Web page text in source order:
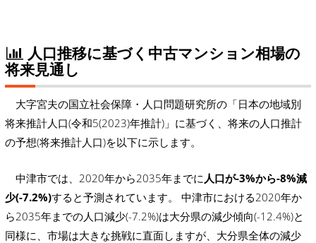
人口推移に基づく中古マンション相場の
将来見通し
大字宮夫の国立社会保障・人口問題研究所の「日本の地域別
将来推計人口(令和5(2023)年推計)」に基づく、将来の人口推計
の予想(将来推計人口)を以下に示します。
中津市では、2020年から2035年までに人口が-3%から-8%減
少(-7.2%)すると予測されています。 中津市における2020年か
ら2035年までの人口減少(-7.2%)は大分県の減少傾向(-12.4%)と
同様に、市場は大きな挑戦に直面しますが、大分県全体の減少